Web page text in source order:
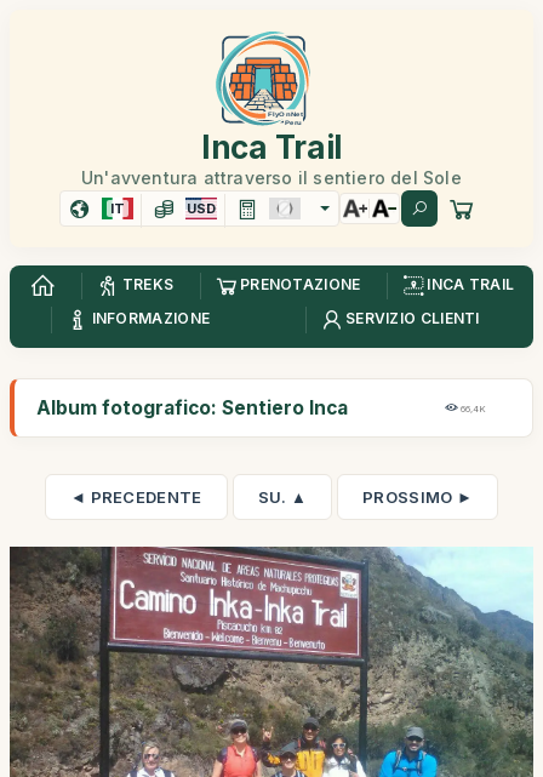
Inca Trail
Un'avventura attraverso il sentiero del Sole
IT USD
TREKS PRENOTAZIONE
INCA TRAIL
INFORMAZIONE
SERVIZIO CLIENTI
Album fotografico: Sentiero Inca 66,4K
◄ PRECEDENTE SU. ▲ PROSSIMO ►